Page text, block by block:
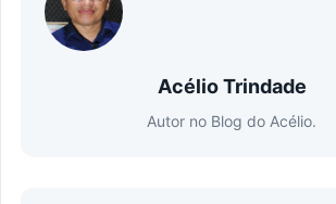
Acélio Trindade
Autor no Blog do Acélio.